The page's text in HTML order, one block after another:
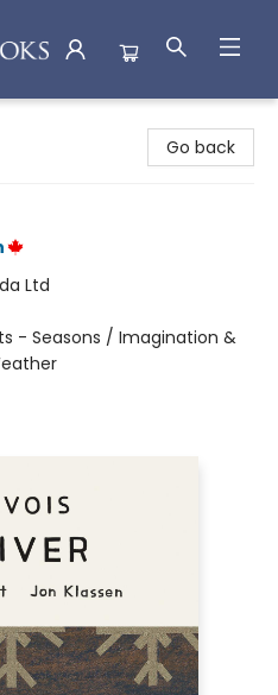
Go back
Ltd
- Seasons / Imagination &